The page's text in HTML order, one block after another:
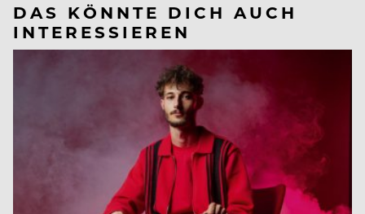
DAS KÖNNTE DICH AUCH
INTERESSIEREN